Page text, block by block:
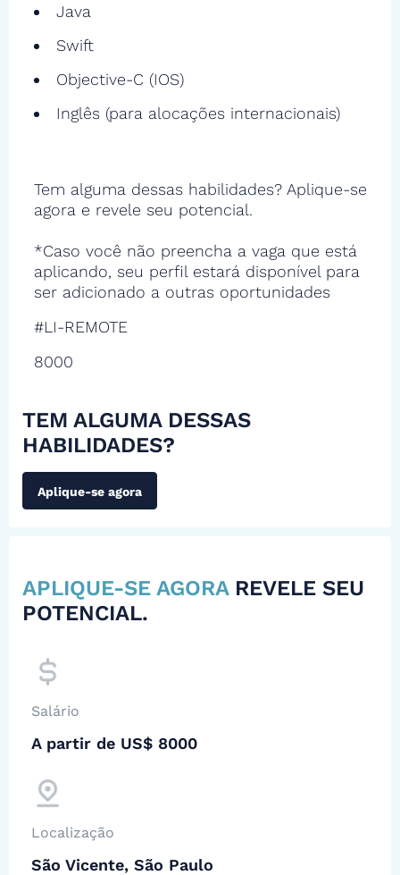
Java
Swift
Objective-C (IOS)
Inglês (para alocações internacionais)
Tem alguma dessas habilidades? Aplique-se
agora e revele seu potencial.
*Caso você não preencha a vaga que está
aplicando, seu perfil estará disponível para
ser adicionado a outras oportunidades
#LI-REMOTE
8000
TEM ALGUMA DESSAS
HABILIDADES?
Aplique-se agora
APLIQUE-SE AGORA REVELE SEU
POTENCIAL.
Salário
A partir de US$ 8000
Localização
São Vicente, São Paulo